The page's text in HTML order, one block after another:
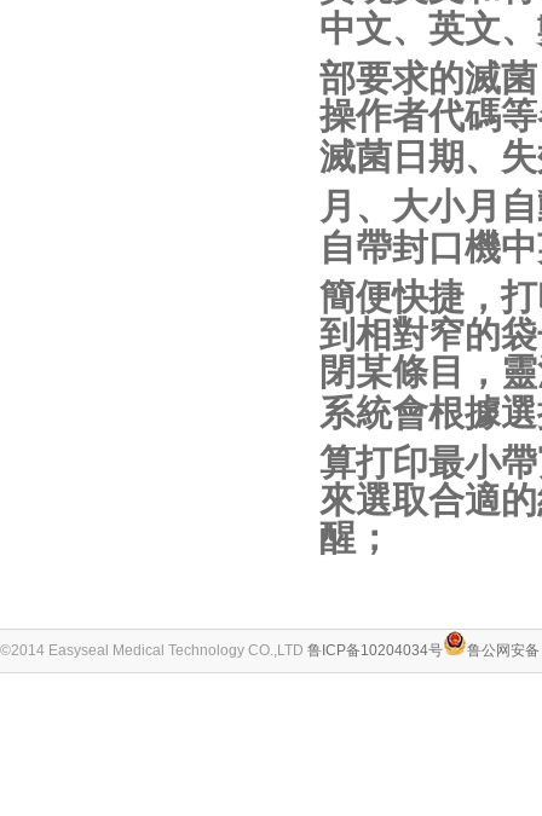
中文、英文
部要求的滅
操作者代碼
滅菌日期、
月、大小月
自帶封口機
簡便快捷，
到相對窄的
閉某條目，
系統會根據
算打印最小
來選取合適
醒；
©2014 Easyseal Medical Technology CO.,LTD 鲁ICP备10204034号 鲁公网安